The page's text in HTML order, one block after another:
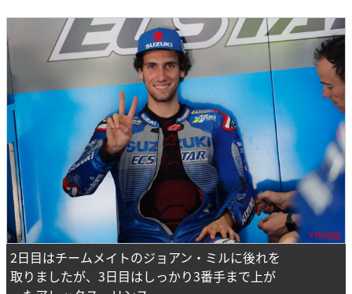
2日目はチームメイトのジョアン・ミルに後れを
取りましたが、3日目はしっかり3番手まで上が